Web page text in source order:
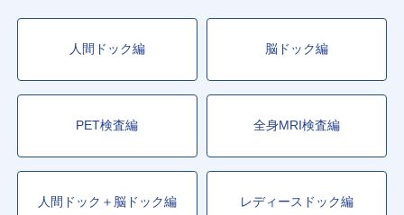
人間ドック編 脳ドック編
PET検査編 全身MRI検査編
人間ドック＋脳ドック編 レディースドック編